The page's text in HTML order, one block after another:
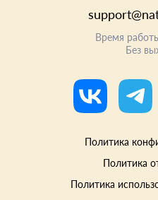
Время
Без
Политика
Политика
Политика